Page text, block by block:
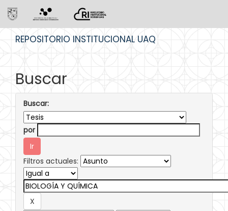
REPOSITORIO INSTITUCIONAL UAQ
Buscar
Buscar:
por
Filtros actuales: